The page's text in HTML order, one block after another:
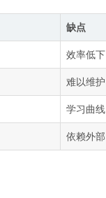
缺点
效率低下
难以维护
学习曲线
依赖外部